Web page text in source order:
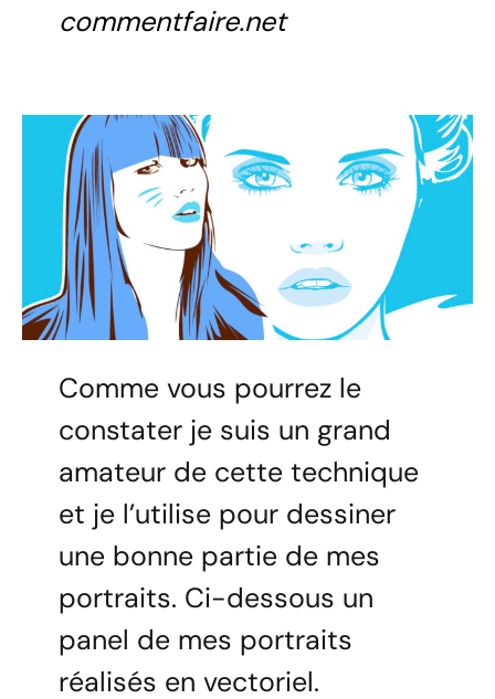
commentfaire.net
Comme vous pourrez le
constater je suis un grand
amateur de cette technique
et je l’utilise pour dessiner
une bonne partie de mes
portraits. Ci-dessous un
panel de mes portraits
réalisés en vectoriel.